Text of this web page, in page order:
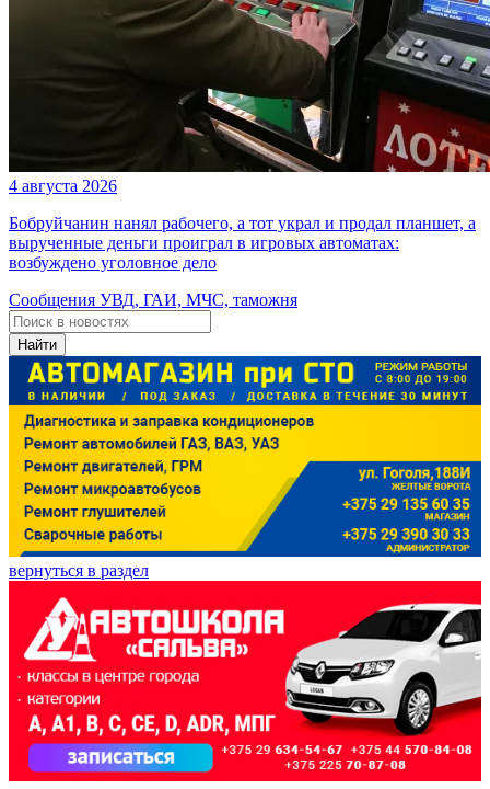
4 августа 2026
Бобруйчанин нанял рабочего, а тот украл и продал планшет, а
вырученные деньги проиграл в игровых автоматах:
возбуждено уголовное дело
Сообщения УВД, ГАИ, МЧС, таможня
Найти
вернуться в раздел